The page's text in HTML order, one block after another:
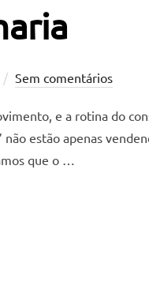
Sem comentários
e a rotina do
estão apenas
que o …
NO